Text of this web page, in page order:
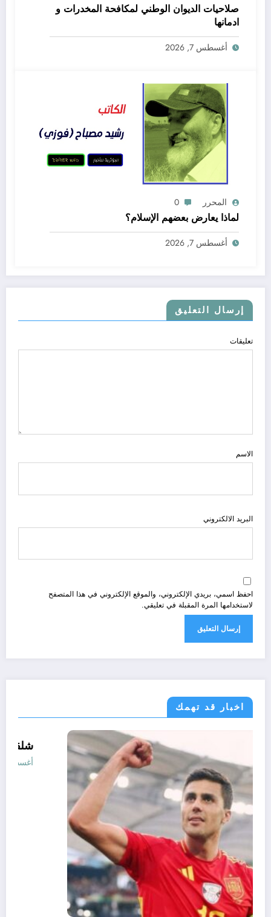
صلاحيات الديوان الوطني لمكافحة المخدرات و
ادمانها
أغسطس 7, 2026
المحرر 0
لماذا يعارض بعضهم الإسلام؟
أغسطس 7, 2026
إرسال التعليق
تعليقات
الاسم
البريد الالكتروني
احفظ اسمي، بريدي الإلكتروني، والموقع الإلكتروني في هذا المتصفح
لاستخدامها المرة المقبلة في تعليقي.
اخبار قد تهمك